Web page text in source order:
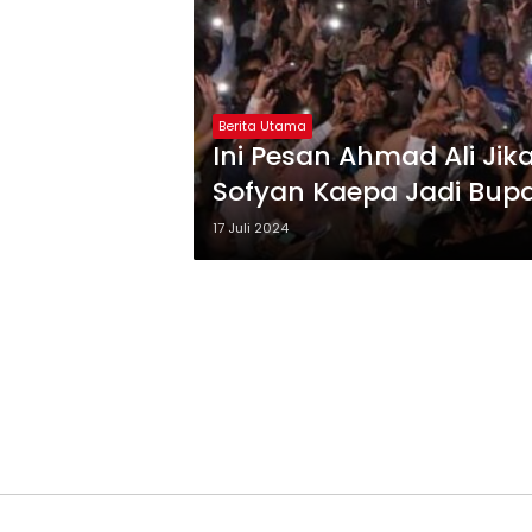
Berita Utama
Ini Pesan Ahmad Ali
Sofyan Kaepa Jadi
17 Juli 2024